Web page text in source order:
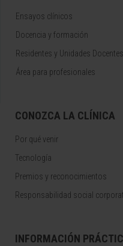
Ensayos clínicos
Docencia y formación
Residentes y Unidades Docentes
Área para profesionales
CONOZCA LA CLÍNICA
Por qué venir
Tecnología
Premios y reconocimientos
Responsabilidad social
INFORMACIÓN